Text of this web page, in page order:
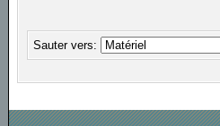
Sauter vers: